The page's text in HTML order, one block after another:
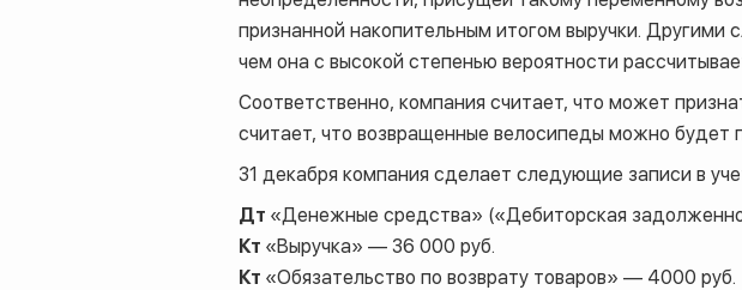
признанной накопительным итогом выручки.
чем она с высокой степенью вероятности
Соответственно, компания считает, что может
считает, что возвращенные велосипеды можно будет
31 декабря компания сделает следующие записи в
Дт «Денежные средства» («Дебиторская
Кт «Выручка» — 36 000 руб.
Кт «Обязательство по возврату товаров» — 4000 руб.